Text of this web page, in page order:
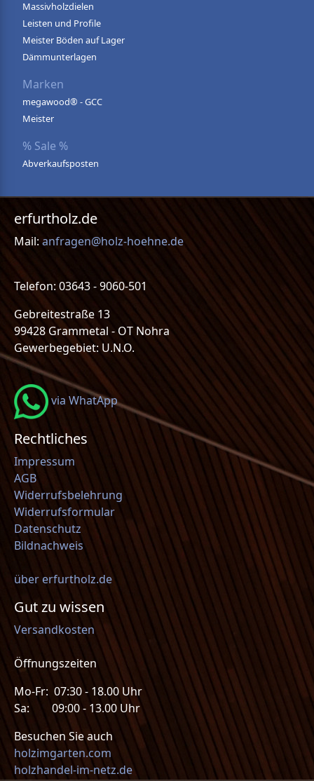
Massivholzdielen
Leisten und Profile
Meister Böden auf Lager
Dämmunterlagen
Marken
megawood® - GCC
Meister
% Sale %
Abverkaufsposten
erfurtholz.de
Mail: anfragen@holz-hoehne.de
Telefon: 03643 - 9060-501
Gebreitestraße 13
99428 Grammetal - OT Nohra
Gewerbegebiet: U.N.O.
via WhatApp
Rechtliches
Impressum
AGB
Widerrufsbelehrung
Widerrufsformular
Datenschutz
Bildnachweis
über erfurtholz.de
Gut zu wissen
Versandkosten
Öffnungszeiten
Mo-Fr: 07:30 - 18.00 Uhr
Sa: 09:00 - 13.00 Uhr
Besuchen Sie auch
holzimgarten.com
holzhandel-im-netz.de